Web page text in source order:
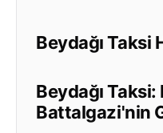
Beydağı Taksi
Beydağı
Battalgazi'nin